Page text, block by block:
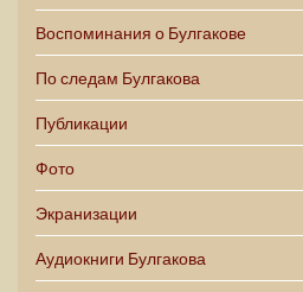
Воспоминания о Булгакове
По следам Булгакова
Публикации
Фото
Экранизации
Аудиокниги Булгакова